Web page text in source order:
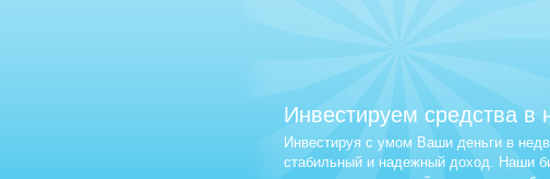
Инвестируем средства в
Инвестируя с умом Ваши деньги в
стабильный и надежный доход. Наши